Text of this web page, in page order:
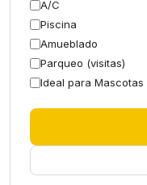
A/C
Piscina
Amueblado
Parqueo (visitas)
Ideal para Mascotas